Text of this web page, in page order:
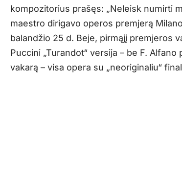
kompozitorius prašęs: „Neleisk numirti
maestro dirigavo operos premjerą
balandžio 25 d. Beje, pirmąjį premjeros
Puccini „Turandot“ versija – be F.
vakarą – visa opera su „neoriginaliu“